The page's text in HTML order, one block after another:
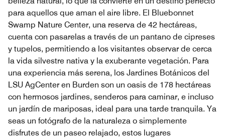
para aquellos que aman el aire libre. El Bluebonnet
Swamp Nature Center, una reserva de 42 hectáreas,
cuenta con pasarelas a través de un pantano de cipreses
y tupelos, permitiendo a los visitantes observar de cerca
la vida silvestre nativa y la exuberante vegetación. Para
una experiencia más serena, los Jardines Botánicos del
LSU AgCenter en Burden son un oasis de 178 hectáreas
con hermosos jardines, senderos para caminar, e incluso
un jardín de mariposas, ideal para una tarde tranquila. Ya
seas un fotógrafo de la naturaleza o simplemente
disfrutes de un paseo relajado, estos lugares